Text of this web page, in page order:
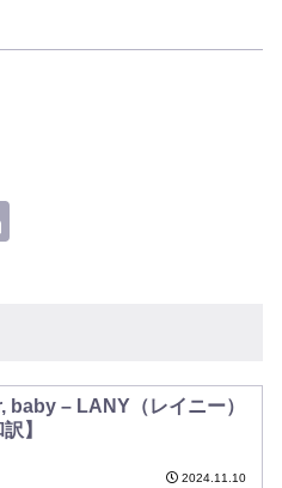
baby – LANY（レイニー）
】
2024.11.10